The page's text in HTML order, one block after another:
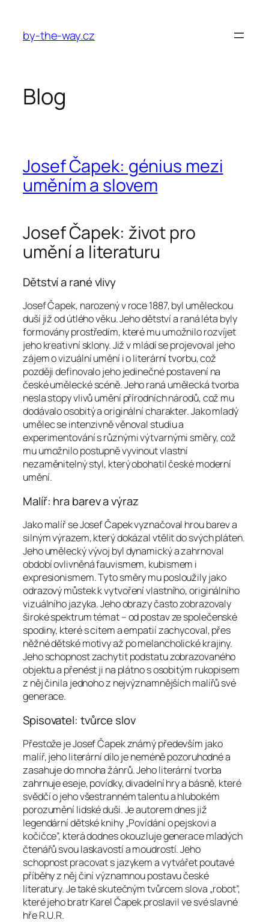
treściby-the-way.cz
Blog
Josef Čapek: génius mezi
uměním a slovem
Josef Čapek: život pro
umění a literaturu
Dětství a rané vlivy
Josef Čapek, narozený v roce 1887, byl uměleckou
duší již od útlého věku. Jeho dětství a raná léta byly
formovány prostředím, které mu umožnilo rozvíjet
jeho kreativní sklony. Již v mládí se projevoval jeho
zájem o vizuální umění i o literární tvorbu, což
později definovalo jeho jedinečné postavení na
české umělecké scéně. Jeho raná umělecká tvorba
nesla stopy vlivů umění přírodních národů, což mu
dodávalo osobitý a originální charakter. Jako mladý
umělec se intenzivně věnoval studiu a
experimentování s různými výtvarnými směry, což
mu umožnilo postupně vyvinout vlastní
nezaměnitelný styl, který obohatil české moderní
umění.
Malíř: hra barev a výraz
Jako malíř se Josef Čapek vyznačoval hrou barev a
silným výrazem, který dokázal vtělit do svých pláten.
Jeho umělecký vývoj byl dynamický a zahrnoval
období ovlivněná fauvismem, kubismem i
expresionismem. Tyto směry mu posloužily jako
odrazový můstek k vytvoření vlastního, originálního
vizuálního jazyka. Jeho obrazy často zobrazovaly
široké spektrum témat – od postav ze společenské
spodiny, které s citem a empatií zachycoval, přes
něžné dětské motivy až po melancholické krajiny.
Jeho schopnost zachytit podstatu zobrazovaného
objektu a přenést ji na plátno s osobitým rukopisem
z něj činila jednoho z nejvýznamnějších malířů své
generace.
Spisovatel: tvůrce slov
Přestože je Josef Čapek známý především jako
malíř, jeho literární dílo je neméně pozoruhodné a
zasahuje do mnoha žánrů. Jeho literární tvorba
zahrnuje eseje, povídky, divadelní hry a básně, které
svědčí o jeho všestranném talentu a hlubokém
porozumění lidské duši. Je autorem dnes již
legendární dětské knihy „Povídání o pejskovi a
kočičce”, která dodnes okouzluje generace mladých
čtenářů svou laskavostí a moudrostí. Jeho
schopnost pracovat s jazykem a vytvářet poutavé
příběhy z něj činí významnou postavu české
literatury. Je také skutečným tvůrcem slova „robot”,
které jeho bratr Karel Čapek proslavil ve své slavné
hře R.U.R.